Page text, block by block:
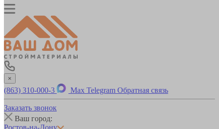
×
(863) 310-000-3 Max Telegram Обратная связь
Заказать звонок
Ваш город:
Ростов-на-Дону